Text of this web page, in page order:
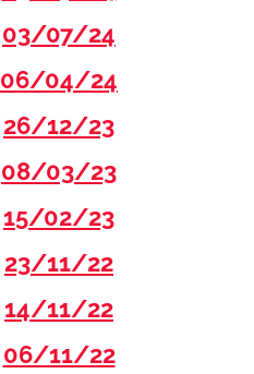
03/07/24
06/04/24
26/12/23
08/03/23
15/02/23
23/11/22
14/11/22
06/11/22